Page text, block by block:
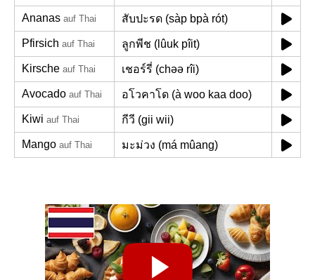
Ananas auf Thai สับปะรด (sàp bpà rót)
Pfirsich auf Thai ลูกพีช (lûuk pîit)
Kirsche auf Thai เชอร์รี่ (chəə rîi)
Avocado auf Thai อโวคาโด (à woo kaa doo)
Kiwi auf Thai กีวี (gii wii)
Mango auf Thai มะม่วง (má mûang)